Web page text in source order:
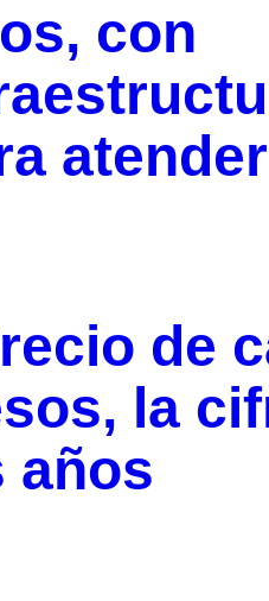
con
atender
de
la
años